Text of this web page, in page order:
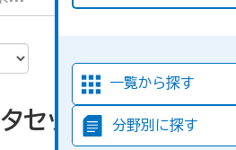
一覧から探す
分野別に探す
セットが見つか